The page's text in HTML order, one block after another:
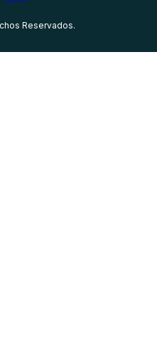
Reservados.